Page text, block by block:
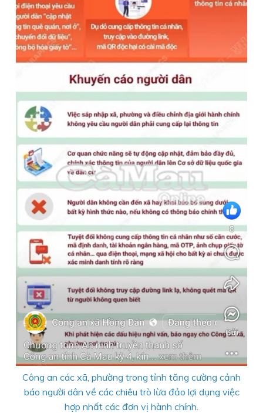
Công an các xã, phường trong tỉnh tăng cường cảnh
báo người dân về các chiêu trò lừa đảo lợi dụng việc
hợp nhất các đơn vị hành chính.